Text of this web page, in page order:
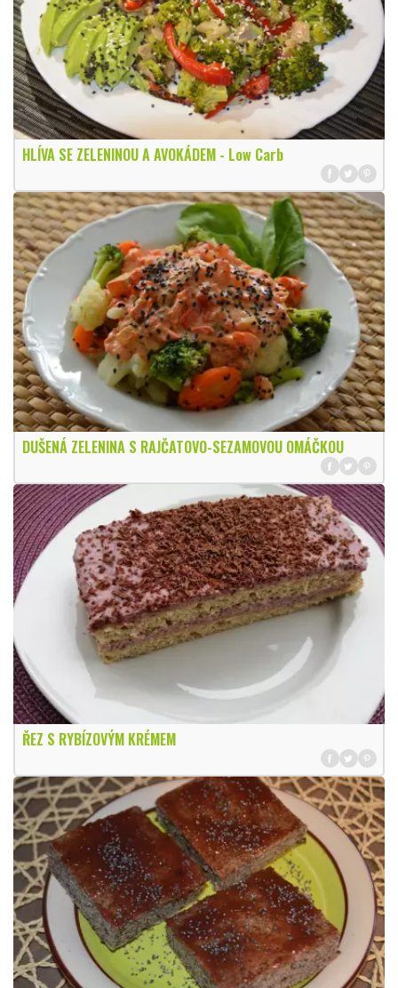
HLÍVA SE ZELENINOU A AVOKÁDEM - Low Carb
DUŠENÁ ZELENINA S RAJČATOVO-SEZAMOVOU OMÁČKOU
ŘEZ S RYBÍZOVÝM KRÉMEM